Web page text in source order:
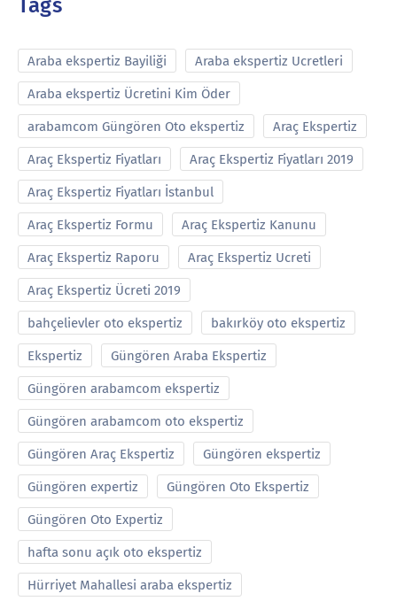
Tags
Araba ekspertiz Bayiliği Araba ekspertiz Ucretleri
Araba ekspertiz Ücretini Kim Öder
arabamcom Güngören Oto ekspertiz Araç Ekspertiz
Araç Ekspertiz Fiyatları Araç Ekspertiz Fiyatları 2019
Araç Ekspertiz Fiyatları İstanbul
Araç Ekspertiz Formu Araç Ekspertiz Kanunu
Araç Ekspertiz Raporu Araç Ekspertiz Ucreti
Araç Ekspertiz Ücreti 2019
bahçelievler oto ekspertiz bakırköy oto ekspertiz
Ekspertiz Güngören Araba Ekspertiz
Güngören arabamcom ekspertiz
Güngören arabamcom oto ekspertiz
Güngören Araç Ekspertiz Güngören ekspertiz
Güngören expertiz Güngören Oto Ekspertiz
Güngören Oto Expertiz
hafta sonu açık oto ekspertiz
Hürriyet Mahallesi araba ekspertiz